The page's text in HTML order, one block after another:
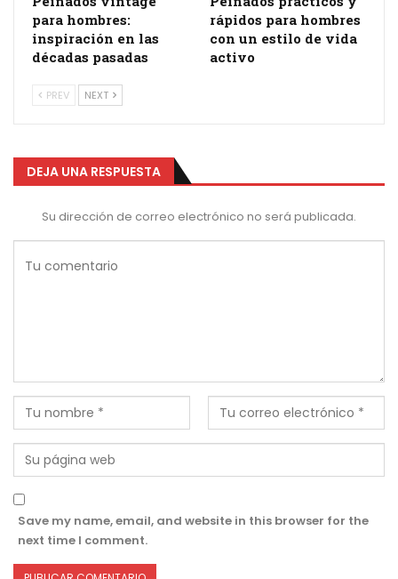
para hombres:
inspiración en las
décadas pasadas
rápidos para hombres
con un estilo de vida
activo
PREV NEXT
DEJA UNA RESPUESTA
Su dirección de correo electrónico no será publicada.
Save my name, email, and website in this browser for the
next time I comment.